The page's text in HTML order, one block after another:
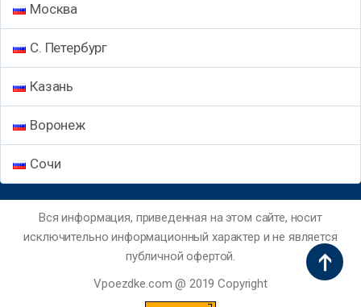
Москва
С. Петербург
Казань
Воронеж
Сочи
Вся информация, приведенная на этом сайте, носит
исключительно информационный характер и не является
публичной офертой.
Vpoezdke.com @ 2019 Copyright